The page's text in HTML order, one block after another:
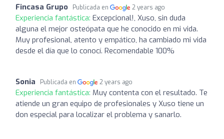
Fincasa Grupo Publicada en 2 years ago
Experiencia fantástica: Excepcional!, Xuso, sin duda
alguna el mejor osteópata que he conocido en mi vida.
Muy profesional, atento y empático, ha cambiado mi vida
desde el día que lo conocí. Recomendable 100%
Sonia Publicada en 2 years ago
Experiencia fantástica: Muy contenta con el resultado. Te
atiende un gran equipo de profesionales y Xuso tiene un
don especial para localizar el problema y sanarlo.